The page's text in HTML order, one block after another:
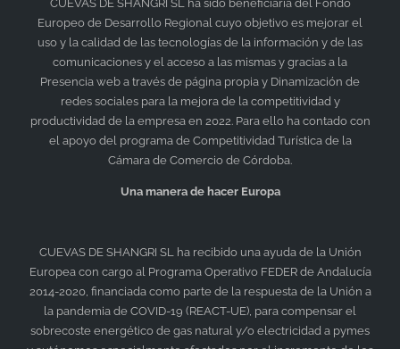
CUEVAS DE SHANGRI SL ha sido beneficiaria del Fondo
Europeo de Desarrollo Regional cuyo objetivo es mejorar el
uso y la calidad de las tecnologías de la información y de las
comunicaciones y el acceso a las mismas y gracias a la
Presencia web a través de página propia y Dinamización de
redes sociales para la mejora de la competitividad y
productividad de la empresa en 2022. Para ello ha contado con
el apoyo del programa de Competitividad Turística de la
Cámara de Comercio de Córdoba.
Una manera de hacer Europa
CUEVAS DE SHANGRI SLha recibido una ayuda de la Unión
Europea con cargo al Programa Operativo FEDER de Andalucía
2014-2020, financiada como parte de la respuesta de la Unión a
la pandemia de COVID-19 (REACT-UE), para compensar el
sobrecoste energético de gas natural y/o electricidad a pymes